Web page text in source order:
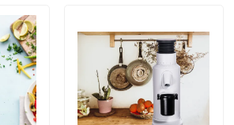
آسیاب دانه قهوه
آسیاب قهوه Burr